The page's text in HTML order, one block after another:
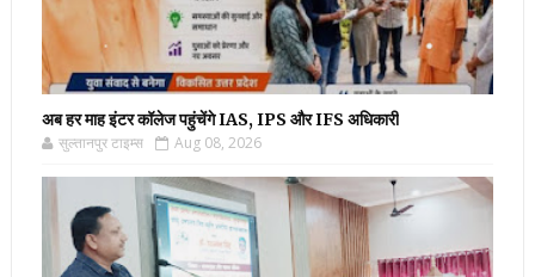
अब हर माह इंटर कॉलेज पहुंचेंगे IAS, IPS और IFS अधिकारी
सुल्तानपुर टाइम्स Aug 08, 2026